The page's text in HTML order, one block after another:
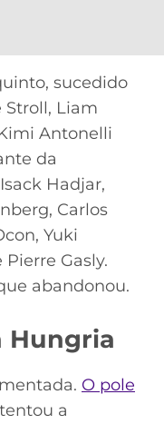
sucedido
Stroll, Liam
Antonelli
da
Hadjar,
Carlos
Yuki
Gasly.
abandonou.
Hungria
O pole
a